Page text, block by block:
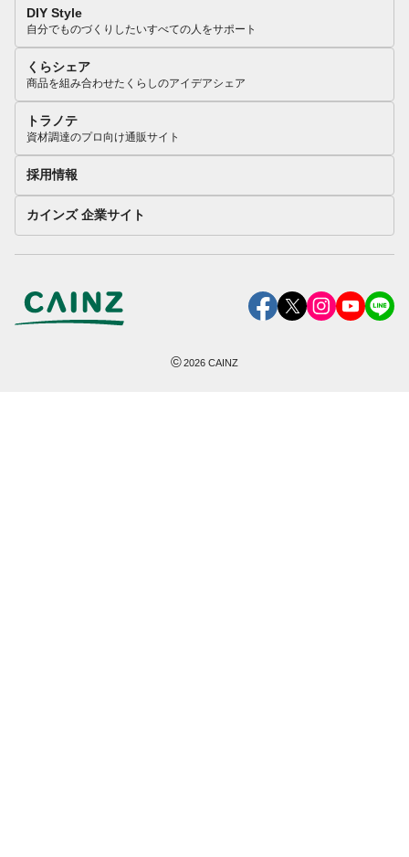
DIY Style
自分でものづくりしたいすべての人をサポート
くらシェア
商品を組み合わせたくらしのアイデアシェア
トラノテ
資材調達のプロ向け通販サイト
採用情報
カインズ 企業サイト
©2026 CAINZ